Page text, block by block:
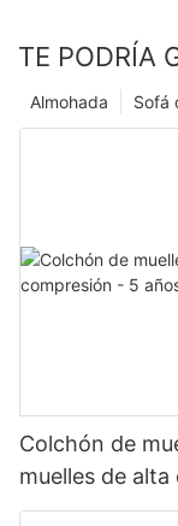
TE PODRÍA
Sofá
Almohada
Colchón de
muelles de